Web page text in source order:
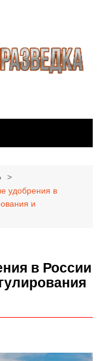
удобрения в
и
в России